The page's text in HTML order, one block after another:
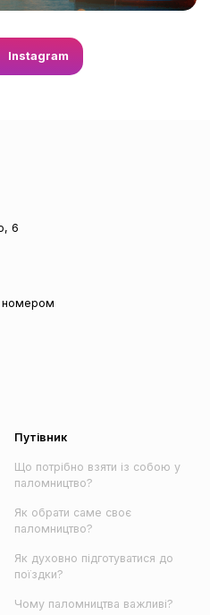
Instagram
6
номером
Путівник
Що потрібно взяти із собою у
паломництво?
Як обрати саме своє
паломництво?
Як духовно підготуватися до
поїздки?
Чому паломництва важливі?